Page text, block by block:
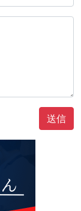
送信